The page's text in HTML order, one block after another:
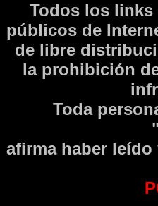
Todos los links
públicos de
de libre
la prohibición
Toda
afirma haber